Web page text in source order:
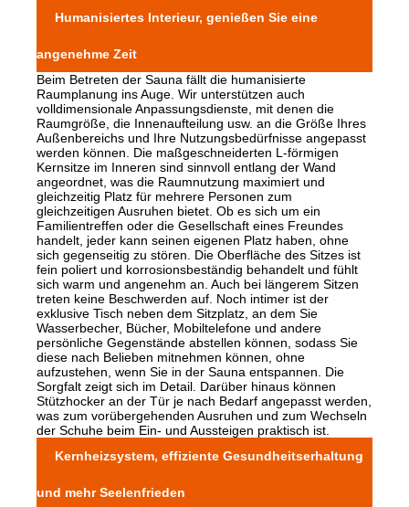
Humanisiertes Interieur, genießen Sie eine
angenehme Zeit
Beim Betreten der Sauna fällt die humanisierte
Raumplanung ins Auge. Wir unterstützen auch
volldimensionale Anpassungsdienste, mit denen die
Raumgröße, die Innenaufteilung usw. an die Größe Ihres
Außenbereichs und Ihre Nutzungsbedürfnisse angepasst
werden können. Die maßgeschneiderten L-förmigen
Kernsitze im Inneren sind sinnvoll entlang der Wand
angeordnet, was die Raumnutzung maximiert und
gleichzeitig Platz für mehrere Personen zum
gleichzeitigen Ausruhen bietet. Ob es sich um ein
Familientreffen oder die Gesellschaft eines Freundes
handelt, jeder kann seinen eigenen Platz haben, ohne
sich gegenseitig zu stören. Die Oberfläche des Sitzes ist
fein poliert und korrosionsbeständig behandelt und fühlt
sich warm und angenehm an. Auch bei längerem Sitzen
treten keine Beschwerden auf. Noch intimer ist der
exklusive Tisch neben dem Sitzplatz, an dem Sie
Wasserbecher, Bücher, Mobiltelefone und andere
persönliche Gegenstände abstellen können, sodass Sie
diese nach Belieben mitnehmen können, ohne
aufzustehen, wenn Sie in der Sauna entspannen. Die
Sorgfalt zeigt sich im Detail. Darüber hinaus können
Stützhocker an der Tür je nach Bedarf angepasst werden,
was zum vorübergehenden Ausruhen und zum Wechseln
der Schuhe beim Ein- und Aussteigen praktisch ist.
Kernheizsystem, effiziente Gesundheitserhaltung
und mehr Seelenfrieden